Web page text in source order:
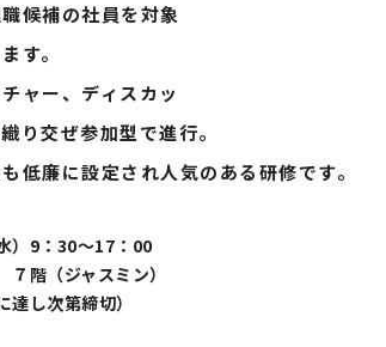
補の社員を対象
。
ー、ディスカッ
交ぜ参加型で進行。
廉に設定され人気のある研修です。
）9：30～17：00
階（ジャスミン）
し次第締切）